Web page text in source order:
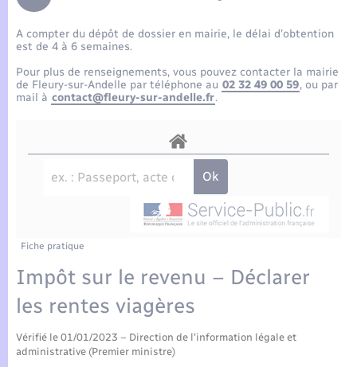
Compétences
Plan interactif
Publications
La Communauté de communes
Etat-civil - Papiers - Citoyenneté
Mariage – PACS
Parrainage civil
Logement - Urbanisme
Nouvel habitant
Organisation d’événement
Sécurité - Prévention
Transports scolaires
Travaux - Autorisation d’occupation de l’espace
public
A compter du dépôt de dossier en mairie, le délai d’obtention
est de 4 à 6 semaines.
Pour plus de renseignements, vous pouvez contacter la mairie
de Fleury-sur-Andelle par téléphone au 02 32 49 00 59, ou par
mail à contact@fleury-sur-andelle.fr.
Fiche pratique
Impôt sur le revenu – Déclarer
les rentes viagères
Vérifié le 01/01/2023 – Direction de l'information légale et
administrative (Premier ministre)